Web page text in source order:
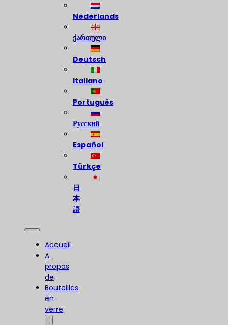
Nederlands
ქართული
Deutsch
Italiano
Português
Русский
Español
Türkçe
日
本
語
Accueil
A
propos
de
Bouteilles
en
verre